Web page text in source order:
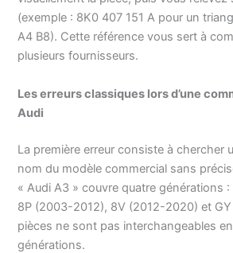
(exemple : 8K0 407 151 A pour un
A4 B8). Cette référence vous sert à
plusieurs fournisseurs.
Les erreurs classiques lors d’une
Audi
La première erreur consiste à chercher
nom du modèle commercial sans
« Audi A3 » couvre quatre générations
8P (2003-2012), 8V (2012-2020) et
pièces ne sont pas interchangeables
générations.